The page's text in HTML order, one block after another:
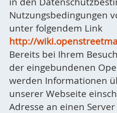
Nutzungsbedingungen
unter folgendem Link
http://
Bereits bei Ihrem
der eingebundenen
werden Informationen
unserer Webseite
Adresse an einen